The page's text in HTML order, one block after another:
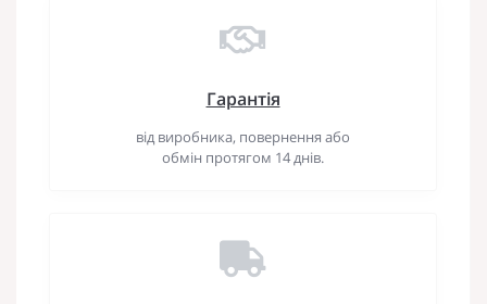
Гарантія
від виробника, повернення або
обмін протягом 14 днів.